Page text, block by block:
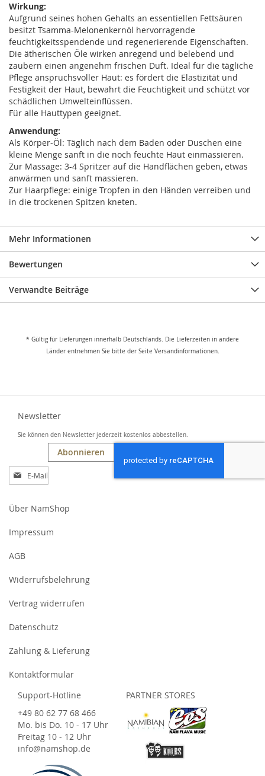
Wirkung:
Aufgrund seines hohen Gehalts an essentiellen Fettsäuren
besitzt Tsamma-Melonenkernöl hervorragende
feuchtigkeitsspendende und regenerierende Eigenschaften.
Die ätherischen Öle wirken anregend und belebend und
zaubern einen angenehm frischen Duft. Ideal für die tägliche
Pflege anspruchsvoller Haut: es fördert die Elastizität und
Festigkeit der Haut, bewahrt die Feuchtigkeit und schützt vor
schädlichen Umwelteinflüssen.
Für alle Hauttypen geeignet.
Anwendung:
Als Körper-Öl: Täglich nach dem Baden oder Duschen eine
kleine Menge sanft in die noch feuchte Haut einmassieren.
Zur Massage: 3-4 Spritzer auf die Handflächen geben, etwas
anwärmen und sanft massieren.
Zur Haarpflege: einige Tropfen in den Händen verreiben und
in die trockenen Spitzen kneten.
Mehr Informationen
Bewertungen
Verwandte Beiträge
* Gültig für Lieferungen innerhalb Deutschlands. Die Lieferzeiten in andere
Länder entnehmen Sie bitte der Seite Versandinformationen.
Newsletter
Sie können den Newsletter jederzeit kostenlos abbestellen.
Anmeldung
zum
Abonnieren
Über NamShop
Impressum
AGB
Widerrufsbelehrung
Vertrag widerrufen
Datenschutz
Zahlung & Lieferung
Kontaktformular
Support-Hotline
+49 80 62 77 68 466
Mo. bis Do. 10 - 17 Uhr
Freitag 10 - 12 Uhr
info@namshop.de
PARTNER STORES